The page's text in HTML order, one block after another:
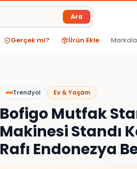
Ara
Gerçek mi? Ürün Ekle
Trendyol Ev & Yaşam
Bofigo Mutfak
Makinesi Standı
Rafı Endonezya